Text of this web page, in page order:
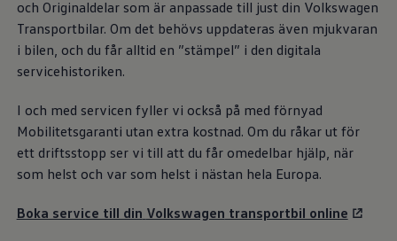
och Originaldelar som är anpassade till just din Volkswagen
Transportbilar. Om det behövs uppdateras även mjukvaran
i bilen, och du får alltid en ”stämpel” i den digitala
servicehistoriken.
I och med servicen fyller vi också på med förnyad
Mobilitetsgaranti utan extra kostnad. Om du råkar ut för
ett driftsstopp ser vi till att du får omedelbar hjälp, när
som helst och var som helst i nästan hela Europa.
Boka service till din Volkswagen transportbil online